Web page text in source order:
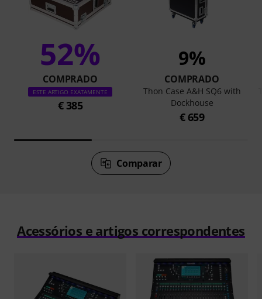
52%
COMPRADO
ESTE ARTIGO EXATAMENTE
€ 385
9%
COMPRADO
Thon Case A&H SQ6 with
Dockhouse
€ 659
Comparar
Acessórios e artigos correspondentes